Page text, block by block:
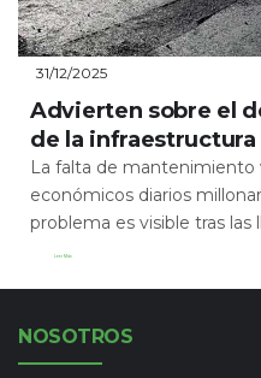
31/12/2025
Advierten sobre el
de la infraestructura
La falta de mantenimiento
económicos diarios
problema es visible tras las
Leer Más
NOSOTROS